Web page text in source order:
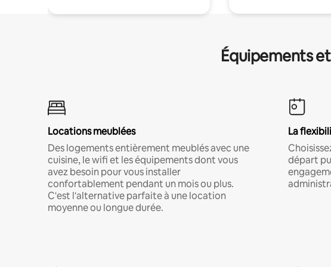
Équipements
Locations meublées
Des logements entièrement meublés avec une
cuisine, le wifi et les équipements dont vous
avez besoin pour vous installer
confortablement pendant un mois ou plus.
C'est l'alternative parfaite à une location
moyenne ou longue durée.
La
départ